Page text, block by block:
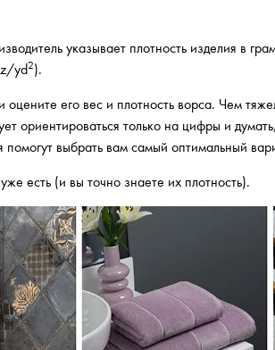
указывает плотность изделия в
yd2).
оцените его вес и плотность ворса. Чем
ориентироваться только на цифры и
выбрать вам самый оптимальный
есть (и вы точно знаете их плотность).